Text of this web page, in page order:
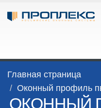
Главная страница
Оконный профиль
ОКОННЫЙ